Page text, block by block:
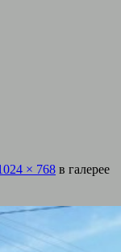
× 768 в галерее